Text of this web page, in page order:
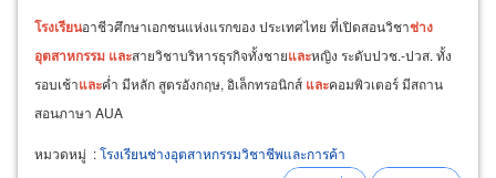
โรงเรียนอาชีวศึกษาเอกชนแห่งแรกของ ประเทศไทย ที่เปิดสอนวิชาช่าง
อุตสาหกรรม และสายวิชาบริหารธุรกิจทั้งชายและหญิง ระดับปวช.-ปวส. ทั้ง
รอบเช้าและค่ำ มีหลัก สูตรอังกฤษ, อิเล็กทรอนิกส์ และคอมพิวเตอร์ มีสถาน
สอนภาษา AUA
หมวดหมู่ :โรงเรียนช่างอุตสาหกรรมวิชาชีพและการค้า